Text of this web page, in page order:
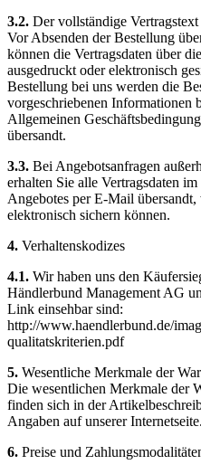
3.2. Der vollständige
Vor Absenden der Bestellung
können die Vertragsdaten über
ausgedruckt oder elektronisch
Bestellung bei uns werden die
vorgeschriebenen Informationen
Allgemeinen
übersandt.
3.3. Bei Angebotsanfragen
erhalten Sie alle Vertragsdaten
Angebotes per E-Mail
elektronisch sichern können.
4. Verhaltenskodizes
4.1. Wir haben uns den
Händlerbund Management AG
Link einsehbar sind:
http://www.haendlerbund.de/
qualitatskriterien.pdf
5. Wesentliche Merkmale der
Die wesentlichen Merkmale der
finden sich in der
Angaben auf unserer Internetseite.
6. Preise und